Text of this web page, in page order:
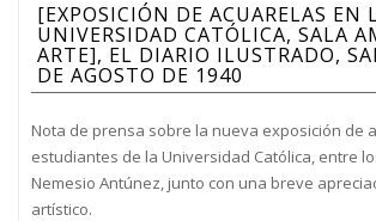
[EXPOSICIÓN DE ACUARELAS EN
UNIVERSIDAD CATÓLICA, SALA
ARTE], EL DIARIO ILUSTRADO,
DE AGOSTO DE 1940
Nota de prensa sobre la nueva exposición de
estudiantes de la Universidad Católica, entre
Nemesio Antúnez, junto con una breve
artístico.